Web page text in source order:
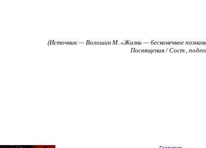
(Источник — Волошин М. «Жизнь — бесконечное
Посвящения / Сост.,